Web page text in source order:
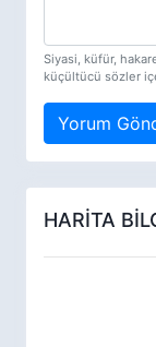
Siyasi, küfür,
küçültücü sözler
Yorum
HARİTA